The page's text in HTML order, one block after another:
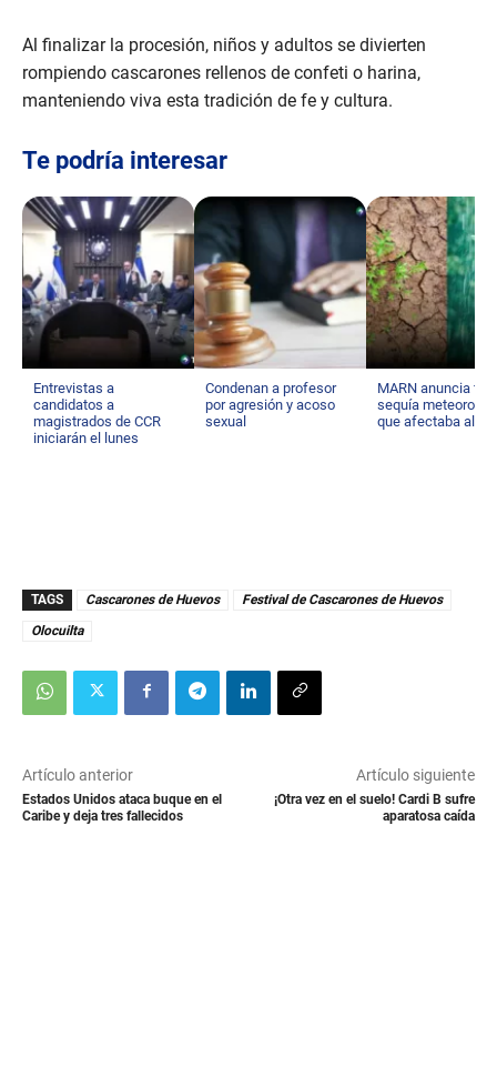
Al finalizar la procesión, niños y adultos se divierten
rompiendo cascarones rellenos de confeti o harina,
manteniendo viva esta tradición de fe y cultura.
Te podría interesar
Entrevistas a
candidatos a
magistrados de CCR
iniciarán el lunes
Condenan a profesor
por agresión y acoso
sexual
MARN anuncia fin
sequía
que afectaba al
TAGS Cascarones de Huevos
Festival de Cascarones de Huevos
Olocuilta
Artículo anterior
Estados Unidos ataca buque en el
Caribe y deja tres fallecidos
Artículo siguiente
¡Otra vez en el suelo! Cardi B sufre
aparatosa caída